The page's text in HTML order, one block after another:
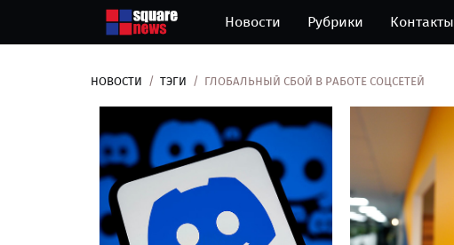
Новости Рубрики Контакты
НОВОСТИ ТЭГИ ГЛОБАЛЬНЫЙ СБОЙ В РАБОТЕ СОЦСЕТЕЙ